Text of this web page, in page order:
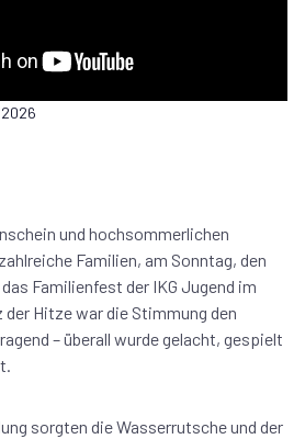
und hochsommerlichen
Familien, am Sonntag, den
Familienfest der IKG Jugend im
der Hitze war die Stimmung den
– überall wurde gelacht, gespielt
sorgten die Wasserrutsche und der